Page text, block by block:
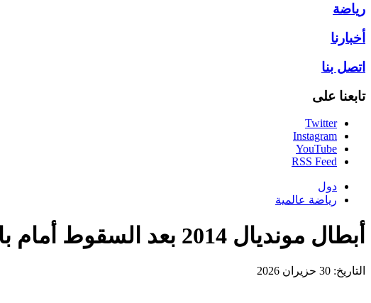
رياضة
أخبارنا
اتصل بنا
تابعنا على
Twitter
Instagram
YouTube
RSS Feed
دول
رياضة عالمية
أبطال مونديال 2014 بعد السقوط أمام باراغواي: ألمانيا لم تعد كما كانت
التاريخ: 30 حزيران 2026